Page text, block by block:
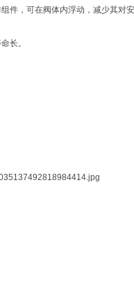
件，可在阀体内浮动，减少其对
长。